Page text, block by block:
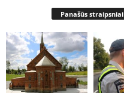
Panašūs straipsniai